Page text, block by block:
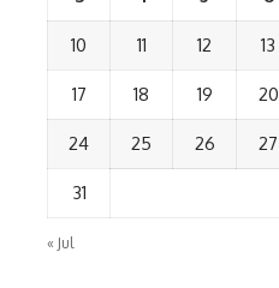
10 11 12 13
17 18 19 20
24 25 26 27
31
« Jul